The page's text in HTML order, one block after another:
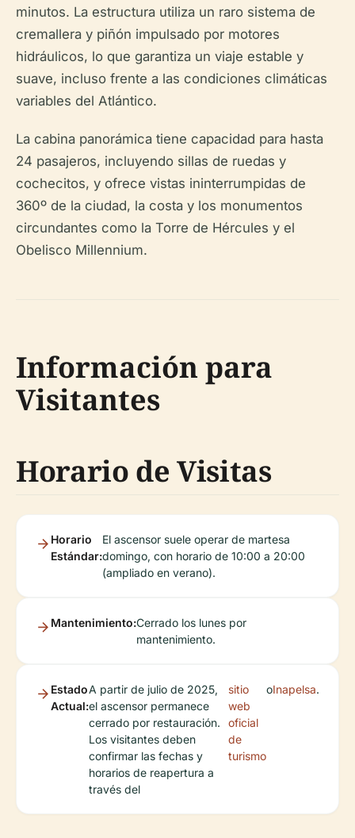
minutos. La estructura utiliza un raro sistema de
cremallera y piñón impulsado por motores
hidráulicos, lo que garantiza un viaje estable y
suave, incluso frente a las condiciones climáticas
variables del Atlántico.
La cabina panorámica tiene capacidad para hasta
24 pasajeros, incluyendo sillas de ruedas y
cochecitos, y ofrece vistas ininterrumpidas de
360º de la ciudad, la costa y los monumentos
circundantes como la Torre de Hércules y el
Obelisco Millennium.
Información para
Visitantes
Horario de Visitas
Horario
Estándar:
El ascensor suele operar de martesa
domingo, con horario de 10:00 a 20:00
(ampliado en verano).
Mantenimiento:Cerrado los lunes por
mantenimiento.
Estado
Actual:
A partir de julio de 2025,
el ascensor permanece
cerrado por restauración.
Los visitantes deben
confirmar las fechas y
horarios de reapertura a
través del
sitio
web
oficial
de
turismo
oInapelsa.